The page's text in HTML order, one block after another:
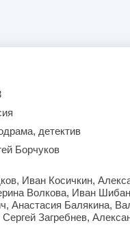
детектив
Борчуков
Иван Косичкин,
Волкова, Иван
Анастасия Балякина,
Загребнев,